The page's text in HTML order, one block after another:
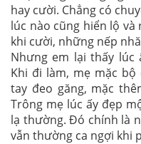
hay cười. Chẳng có
lúc nào cũng hiển lộ
khi cười, những nếp
Nhưng em lại thấy lúc
Khi đi làm, mẹ mặc
tay đeo găng, mặc
Trông mẹ lúc ấy đẹp
lạ thường. Đó chính là
vẫn thường ca ngợi khi